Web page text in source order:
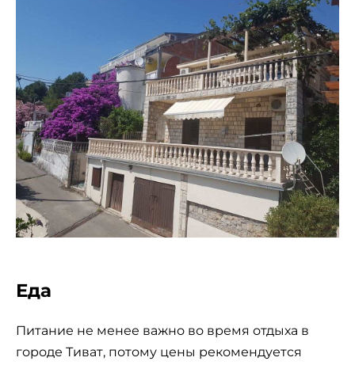
Еда
Питание не менее важно во время отдыха в
городе Тиват, потому цены рекомендуется